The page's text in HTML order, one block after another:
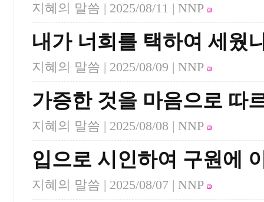
지혜의 말씀 | 2025/08/11 | NNP
내가 너희를 택하여 세웠
지혜의 말씀 | 2025/08/09 | NNP
가증한 것을 마음으로 따
지혜의 말씀 | 2025/08/08 | NNP
입으로 시인하여 구원에
지혜의 말씀 | 2025/08/07 | NNP